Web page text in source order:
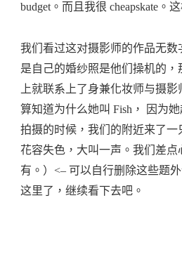
budget。而且我很 cheapskate。
我们看过这对摄影师的作品无
是自己的婚纱照是他们操机的
上就联系上了身兼化妆师与摄影
算知道为什么她叫 Fish， 因为
拍摄的时候，我们的附近来了
花容失色，大叫一声。我们差点
有。）<– 可以自行删除这些题
这里了，继续看下去吧。